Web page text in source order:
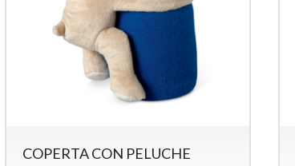
COPERTA CON PELUCHE